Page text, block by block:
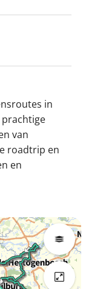
in
van
roadtrip en
en